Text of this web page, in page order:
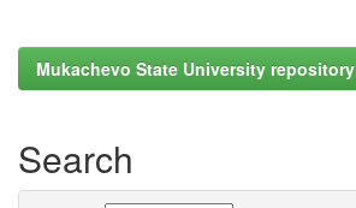
Mukachevo State University repository
Search